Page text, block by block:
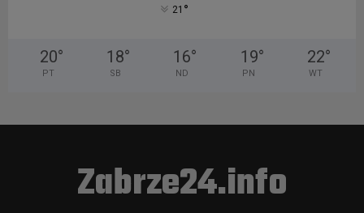
21 °
20°
PT
18°
SB
16°
ND
19°
PN
22°
WT
Zabrze24.info